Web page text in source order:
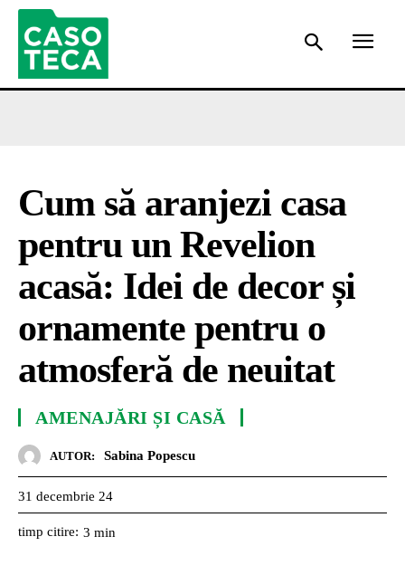
Cum să aranjezi casa
pentru un Revelion
acasă: Idei de decor și
ornamente pentru o
atmosferă de neuitat
AMENAJĂRI ȘI CASĂ
AUTOR: Sabina Popescu
31 decembrie 24
timp citire: 3 min